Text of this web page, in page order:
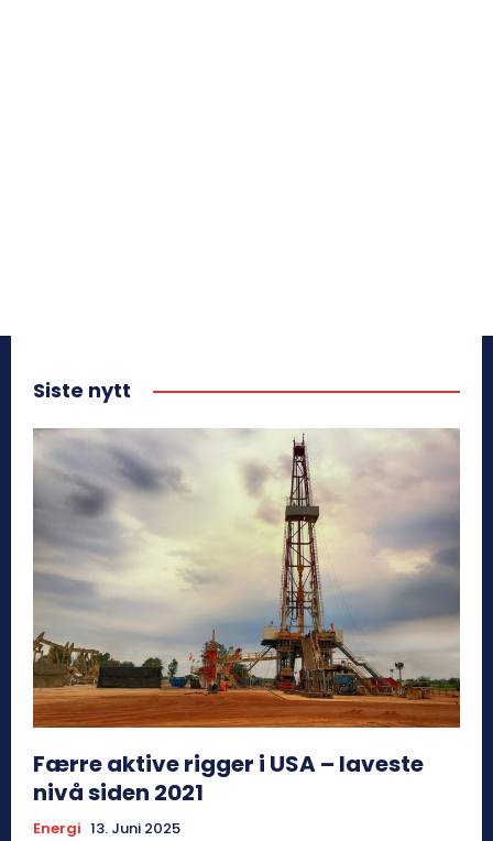
Siste nytt
Færre aktive rigger i USA – laveste
nivå siden 2021
Energi 13. Juni 2025